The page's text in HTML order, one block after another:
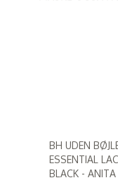
BH UDEN
ESSENTIAL
BLACK - ANITA